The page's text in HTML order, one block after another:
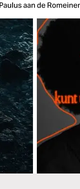
aan de